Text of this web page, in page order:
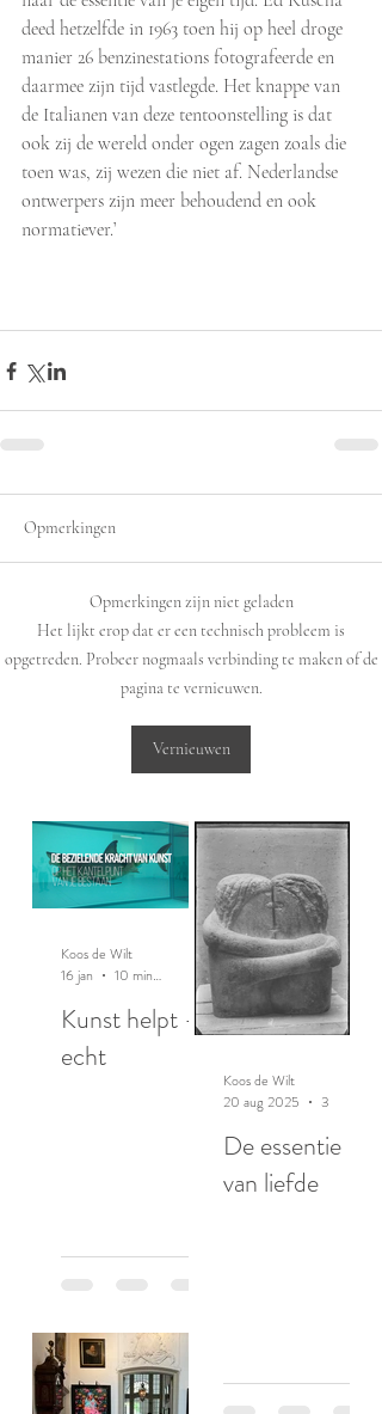
deed hetzelfde in 1963 toen hij op heel droge
manier 26 benzinestations fotografeerde en
daarmee zijn tijd vastlegde. Het knappe van
de Italianen van deze tentoonstelling is dat
ook zij de wereld onder ogen zagen zoals die
toen was, zij wezen die niet af. Nederlandse
ontwerpers zijn meer behoudend en ook
normatiever.’
Opmerkingen
Opmerkingen zijn niet geladen
Het lijkt erop dat er een technisch probleem is
opgetreden. Probeer nogmaals verbinding te maken of de
pagina te vernieuwen.
Vernieuwen
Kunst helpt -
echt
Koos de Wilt
16 jan
10 minuten om te lezen
De essentie
van liefde
Koos de Wilt
20 aug 2025